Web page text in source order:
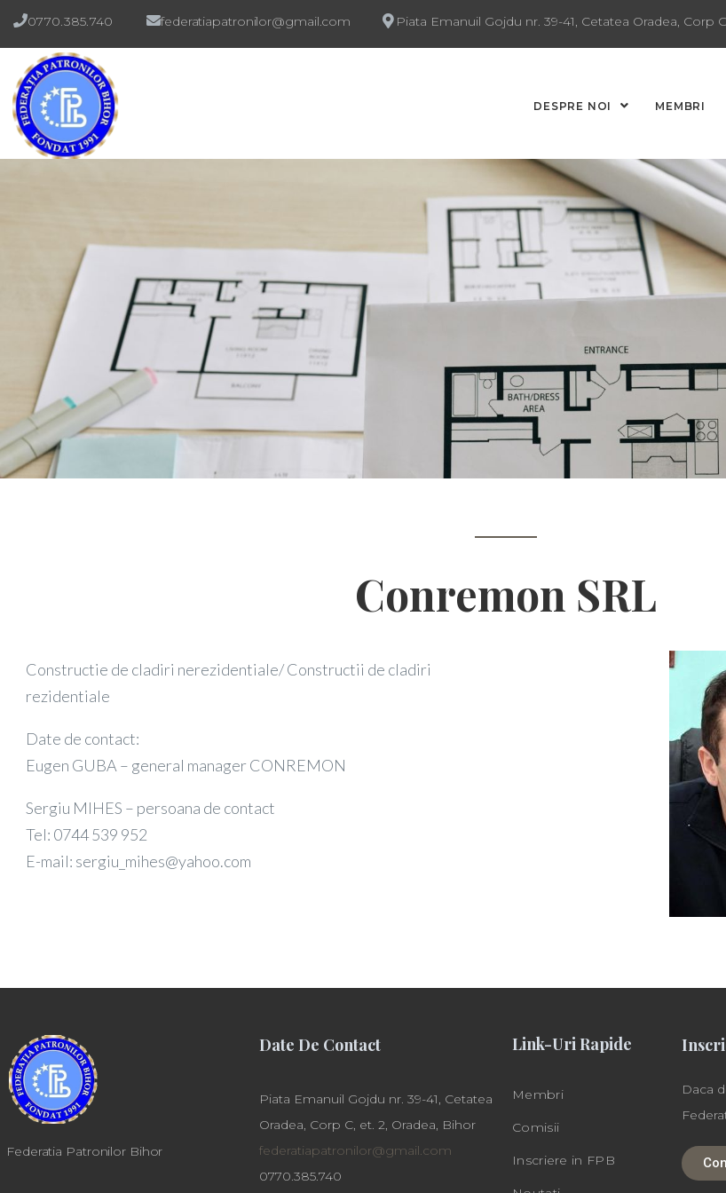
0770.385.740 federatiapatronilor@gmail.com Piata Emanuil Gojdu nr. 39-41, Cetatea Oradea, Corp
DESPRE NOI MEMBRI
Conremon SRL
Constructie de cladiri nerezidentiale/ Constructii de cladiri
rezidentiale
Date de contact:
Eugen GUBA – general manager CONREMON
Sergiu MIHES – persoana de contact
Tel: 0744 539 952
E-mail: sergiu_mihes@yahoo.com
Federatia Patronilor Bihor
Date De Contact
Piata Emanuil Gojdu nr. 39-41, Cetatea
Oradea, Corp C, et. 2, Oradea, Bihor
federatiapatronilor@gmail.com
0770.385.740
Link-Uri Rapide
Membri
Comisii
Inscriere in FPB
Daca